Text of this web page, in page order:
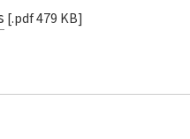
[.pdf 479 KB]